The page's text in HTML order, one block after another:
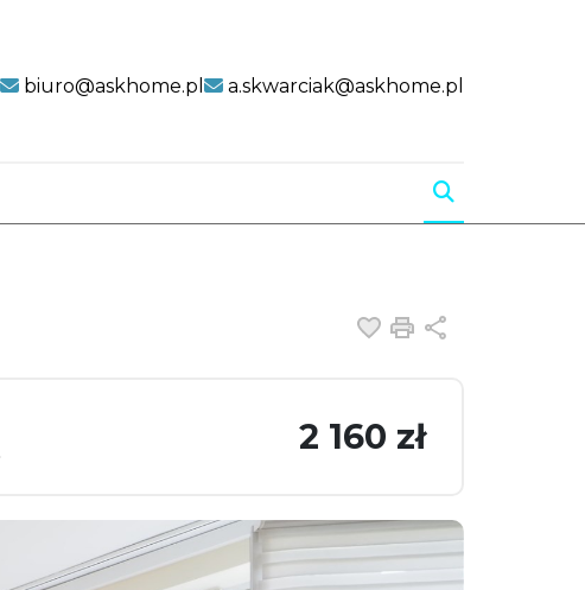
biuro@askhome.pl a.skwarciak@askhome.pl
Dodaj do
Drukuj
2 160 zł